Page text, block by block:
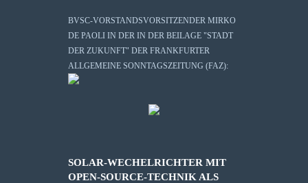
BVSC-VORSTANDSVORSITZENDER MIRKO
DE PAOLI IN DER IN DER BEILAGE "STADT
DER ZUKUNFT" DER FRANKFURTER
ALLGEMEINE SONNTAGSZEITUNG (FAZ):
SOLAR-WECHELRICHTER MIT
OPEN-SOURCE-TECHNIK ALS